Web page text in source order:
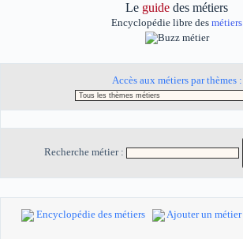
Le guide des métiers
Encyclopédie libre des métiers
Accès aux métiers par thèmes :
Recherche métier :
Encyclopédie des métiers Ajouter un métier